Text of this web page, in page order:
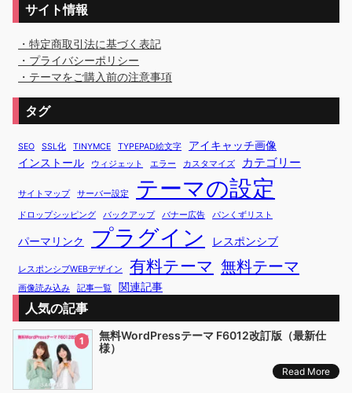
サイト情報
・特定商取引法に基づく表記
・プライバシーポリシー
・テーマをご購入前の注意事項
タグ
SEO SSL化 TINYMCE TYPEPAD絵文字
アイキャッチ画像
インストール
ウィジェット エラー カスタマイズ カテゴリー
サイトマップ サーバー設定 テーマの設定
ドロップシッピング バックアップ バナー広告 パンくずリスト
パーマリンク プラグイン レスポンシブ
レスポンシブWEBデザイン 有料テーマ 無料テーマ
画像読み込み 記事一覧 関連記事
人気の記事
1
無料WordPressテーマ F6012改訂版（最新仕
様）
Read More